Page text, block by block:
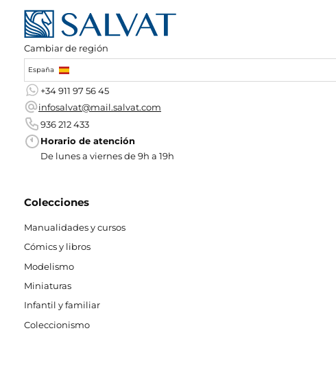
Cambiar de región
España
+34 911 97 56 45
infosalvat@mail.salvat.com
936 212 433
Horario de atención
De lunes a viernes de 9h a 19h
Colecciones
Manualidades y cursos
Cómics y libros
Modelismo
Miniaturas
Infantil y familiar
Coleccionismo